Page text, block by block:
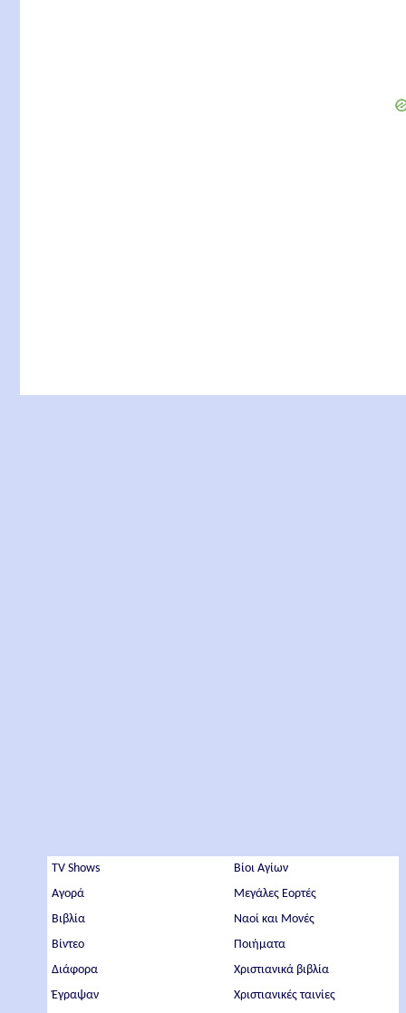
TV Shows
Αγορά
Βιβλία
Βίντεο
Διάφορα
Έγραψαν
Βίοι Αγίων
Μεγάλες Εορτές
Ναοί και Μονές
Ποιήματα
Χριστιανικά βιβλία
Χριστιανικές ταινίες